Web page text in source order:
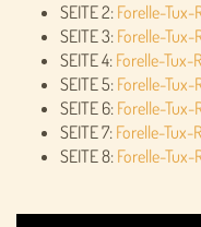
SEITE 2: Forelle-Tux-
SEITE 3: Forelle-Tux-
SEITE 4: Forelle-Tux-
SEITE 5: Forelle-Tux-
SEITE 6: Forelle-Tux-
SEITE 7: Forelle-Tux-
SEITE 8: Forelle-Tux-